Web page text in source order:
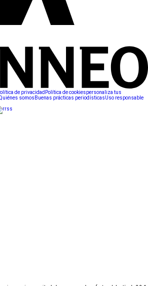
de privacidad Política de cookiespersonaliza tus
somos Buenas prácticas periodísticasUso responsable